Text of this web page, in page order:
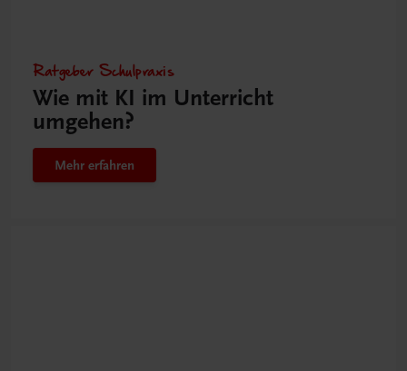
Ratgeber Schulpraxis
Wie mit KI im Unterricht
umgehen?
Mehr erfahren